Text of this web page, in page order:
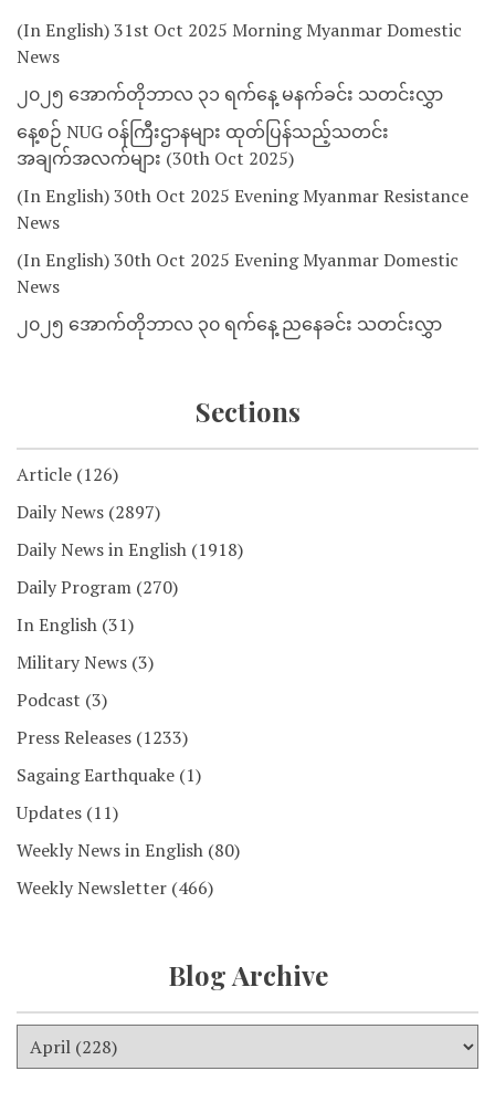
(In English) 31st Oct 2025 Morning Myanmar Domestic
News
၂၀၂၅ အောက်တိုဘာလ ၃၁ ရက်နေ့ မနက်ခင်း သတင်းလွှာ
နေ့စဉ် NUG ဝန်ကြီးဌာနများ ထုတ်ပြန်သည့်သတင်း
အချက်အလက်များ (30th Oct 2025)
(In English) 30th Oct 2025 Evening Myanmar Resistance
News
(In English) 30th Oct 2025 Evening Myanmar Domestic
News
၂၀၂၅ အောက်တိုဘာလ ၃၀ ရက်နေ့ ညနေခင်း သတင်းလွှာ
Sections
Article (126)
Daily News (2897)
Daily News in English (1918)
Daily Program (270)
In English (31)
Military News (3)
Podcast (3)
Press Releases (1233)
Sagaing Earthquake (1)
Updates (11)
Weekly News in English (80)
Weekly Newsletter (466)
Blog Archive